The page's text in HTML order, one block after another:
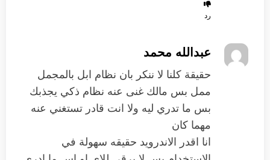
رد
عبدالله محمد
حقيقة كلنا لا ننكر بان نظام ابل بالمجمل
ممل بس مالك غنى عنه نظام ذكي يجذبك
بس ما تدري ليه ولا انت قادر تستغني عنه
مهما كان
انا اقدر الاندرويد حقيقه سهولة في